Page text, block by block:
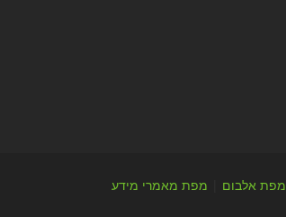
מפת אלבום
מפת מאמרי מידע